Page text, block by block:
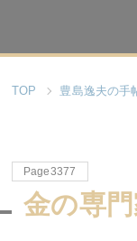
TOP 豊島逸夫の手
Page3377
金の専